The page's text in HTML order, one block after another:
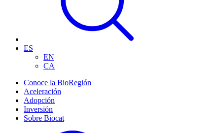
ES
EN
CA
Conoce la BioRegión
Aceleración
Adopción
Inversión
Sobre Biocat